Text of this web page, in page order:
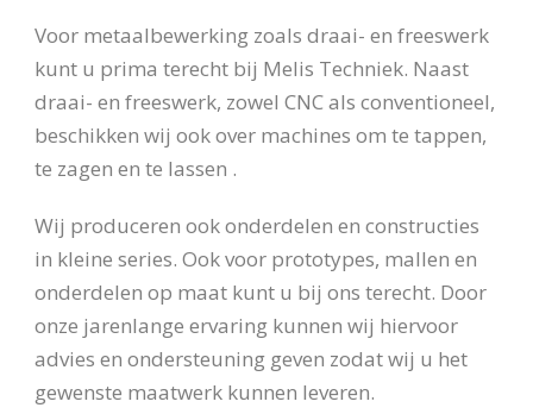
Voor metaalbewerking zoals draai- en freeswerk
kunt u prima terecht bij Melis Techniek. Naast
draai- en freeswerk, zowel CNC als conventioneel,
beschikken wij ook over machines om te tappen,
te zagen en te lassen .
Wij produceren ook onderdelen en constructies
in kleine series. Ook voor prototypes, mallen en
onderdelen op maat kunt u bij ons terecht. Door
onze jarenlange ervaring kunnen wij hiervoor
advies en ondersteuning geven zodat wij u het
gewenste maatwerk kunnen leveren.